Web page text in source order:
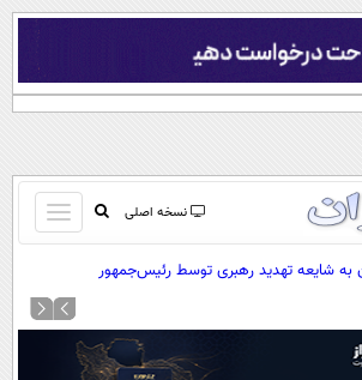
نسخه اصلی
باز
و
کردن
صفحه اول
آرشیو
به شایعه تهدید رهبری توسط رئیس‌جمهور